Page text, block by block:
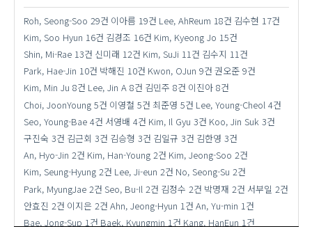
Roh, Seong-Soo 29건 이아름 19건 Lee, AhReum 18건 김수현 17건
Kim, Soo Hyun 16건 김경조 16건 Kim, Kyeong Jo 15건
Shin, Mi-Rae 13건 신미래 12건 Kim, SuJi 11건 김수지 11건
Park, Hae-Jin 10건 박해진 10건 Kwon, OJun 9건 권오준 9건
Kim, Min Ju 8건 Lee, Jin A 8건 김민주 8건 이진아 8건
Choi, JoonYoung 5건 이영철 5건 최준영 5건 Lee, Young-Cheol 4건
Seo, Young-Bae 4건 서영배 4건 Kim, Il Gyu 3건 Koo, Jin Suk 3건
구진숙 3건 김근회 3건 김승형 3건 김일규 3건 김한영 3건
An, Hyo-Jin 2건 Kim, Han-Young 2건 Kim, Jeong-Soo 2건
Kim, Seung-Hyung 2건 Lee, Ji-eun 2건 No, Seong-Su 2건
Park, MyungJae 2건 Seo, Bu-Il 2건 김정수 2건 박명재 2건 서부일 2건
안효진 2건 이지은 2건 Ahn, Jeong-Hyun 1건 An, Yu-min 1건
Bae, Jong-Sup 1건 Baek, Kyungmin 1건 Kang, HanEun 1건
Kim, Su-Hyeon
서영배
배종섭
김수지
No, Seong-Su